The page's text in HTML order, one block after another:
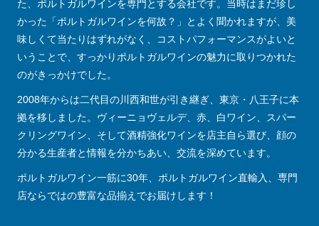
た、ポルトガルワインを専門とする会社です。当時はまだ珍し
かった「ポルトガルワインを何故？」とよく聞かれますが、美
味しくて当たりはずれがなく、コストパフォーマンスがよいと
いうことで、すっかりポルトガルワインの魅力に取りつかれた
のがきっかけでした。
2008年からは二代目の川西和世が引き継ぎ、東京・八王子に本
拠を移しました。ヴィーニョヴェルデ、赤、白ワイン、スパー
クリングワイン、そして酒精強化ワインを店主自ら選び、顔の
分かる生産者と情報を分かちあい、交流を深めています。
ポルトガルワイン一筋に30年、ポルトガルワイン直輸入、専門
店ならではの豊富な品揃えでお届けします！